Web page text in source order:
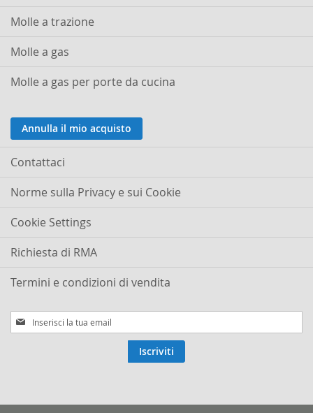
Molle a trazione
Molle a gas
Molle a gas per porte da cucina
Annulla il mio acquisto
Contattaci
Norme sulla Privacy e sui Cookie
Cookie Settings
Richiesta di RMA
Termini e condizioni di vendita
Iscriviti
alla
Iscriviti